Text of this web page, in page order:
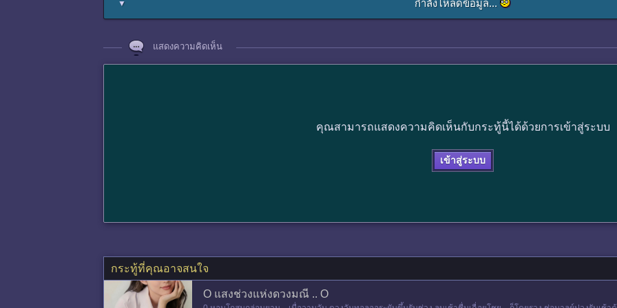
▼ กำลังโหลดข้อมูล...
แสดงความคิดเห็น
คุณสามารถแสดงความคิดเห็นกับกระทู้นี้ได้ด้วยการเข้าสู่ระบบ
เข้าสู่ระบบ
กระทู้ที่คุณอาจสนใจ
O แสงช่วงแห่งดวงมณี .. O